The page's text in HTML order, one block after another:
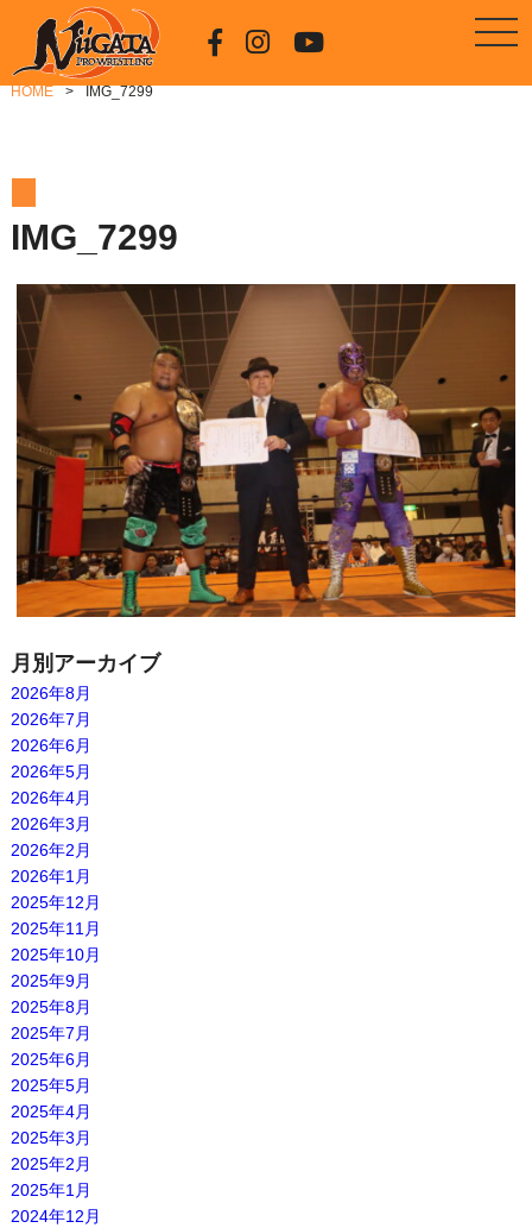
HOME IMG_7299
IMG_7299
月別アーカイブ
2026年8月
2026年7月
2026年6月
2026年5月
2026年4月
2026年3月
2026年2月
2026年1月
2025年12月
2025年11月
2025年10月
2025年9月
2025年8月
2025年7月
2025年6月
2025年5月
2025年4月
2025年3月
2025年2月
2025年1月
2024年12月